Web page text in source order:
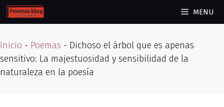
Skip
to
MENU
Inicio - Poemas - Dichoso el árbol que es apenas
sensitivo: La majestuosidad y sensibilidad de la
naturaleza en la poesía